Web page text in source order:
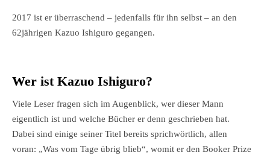
2017 ist er überraschend – jedenfalls für ihn selbst – an den
62jährigen Kazuo Ishiguro gegangen.
Wer ist Kazuo Ishiguro?
Viele Leser fragen sich im Augenblick, wer dieser Mann
eigentlich ist und welche Bücher er denn geschrieben hat.
Dabei sind einige seiner Titel bereits sprichwörtlich, allen
voran: „Was vom Tage übrig blieb“, womit er den Booker Prize